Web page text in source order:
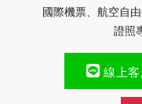
國際機票、航空自
證照
線上客